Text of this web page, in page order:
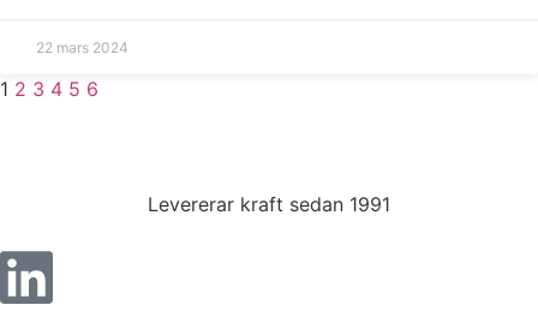
22 mars 2024
1 2 3 4 5 6
Levererar kraft sedan 1991